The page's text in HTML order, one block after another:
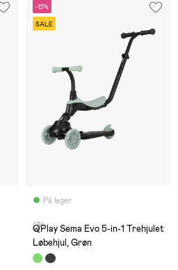
-13%
SALE
På lager
(9)
QPlay Sema Evo 5-in-1 Trehjulet
Løbehjul, Grøn